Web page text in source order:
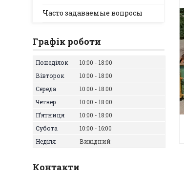
Часто задаваемые вопросы
Графік роботи
Понеділок 10:00
18:00
Вівторок
10:00
18:00
Середа
10:00
18:00
Четвер
10:00
18:00
Пʼятниця
10:00
18:00
Субота
10:00
16:00
Неділя
Вихідний
Контакти